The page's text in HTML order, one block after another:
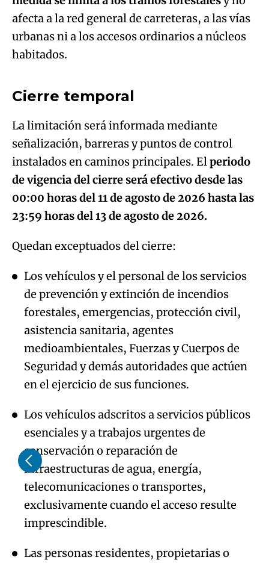
afecta a la red general de carreteras, a las vías
urbanas ni a los accesos ordinarios a núcleos
habitados.
Try again
Cierre temporal
La limitación será informada mediante
señalización, barreras y puntos de control
instalados en caminos principales. Elperiodo
de vigencia del cierre será efectivo desde las
00:00 horas del 11 de agosto de 2026 hasta las
23:59 horas del 13 de agosto de 2026.
Quedan exceptuados del cierre:
Los vehículos y el personal de los servicios
de prevención y extinción de incendios
forestales, emergencias, protección civil,
asistencia sanitaria, agentes
medioambientales, Fuerzas y Cuerpos de
Seguridad y demás autoridades que actúen
en el ejercicio de sus funciones.
Los vehículos adscritos a servicios públicos
esenciales y a trabajos urgentes de
conservación o reparación de
infraestructuras de agua, energía,
telecomunicaciones o transportes,
exclusivamente cuando el acceso resulte
imprescindible.
Las personas residentes, propietarias o